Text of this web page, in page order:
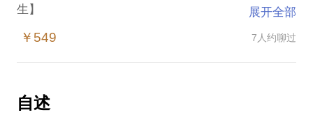
✔ 技术板块：
-光伏储能功率实验平台及变换器从0到1的开发经验，
-DSP的嵌入式系统开发
生】
● 想必你看过很多HR大咖专业面试官给出的种种的面
offer收割能力，教你如果通过六七轮的魔鬼面试，如
何在无领导小组里脱颖而出，如何在多对一面试中应
展开全部
￥549 7人约聊过
自述